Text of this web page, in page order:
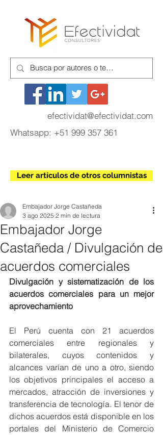
efectividat@efectividat.com
Whatsapp: +51 999 357 361
Leer artículos de otros columnistas
Embajador Jorge
Castañeda / Divulgación de
acuerdos comerciales
Embajador Jorge Castañeda
3 ago 2025 2 min de lectura
Divulgación y sistematización de los
acuerdos comerciales para un mejor
aprovechamiento
El Perú cuenta con 21 acuerdos
comerciales entre regionales y
bilaterales, cuyos contenidos y
alcances varían de uno a otro, siendo
los objetivos principales el acceso a
mercados, atracción de inversiones y
transferencia de tecnología. El tenor de
dichos acuerdos está disponible en los
portales del Ministerio de Comercio